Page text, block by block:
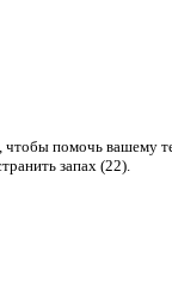
помочь вашему
запах (22).